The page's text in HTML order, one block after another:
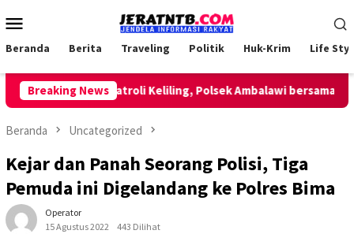
ke
Mobile
Beranda Berita Traveling Politik Huk-Krim Life
Breaking News
Lakukan Patroli Keliling, Polsek Ambalawi bersama TNI dan
Beranda Uncategorized
Kejar dan Panah Seorang Polisi, Tiga
Pemuda ini Digelandang ke Polres Bima
Operator
15 Agustus 2022
443 Dilihat